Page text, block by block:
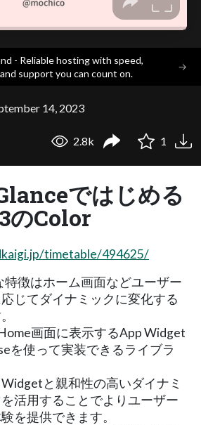
- Reliable hosting with speed,
support you can count on.
→
14, 2023
2.8k 1
ではじめる
のColor
timetable/494625/
徴はホーム画面などユーザー
じてダイナミックに変化する
画面に表示するApp Widget
を使って実装できるライブラ
と親和性の高いダイナミ
活用することでよりユーザー
を提供できます。